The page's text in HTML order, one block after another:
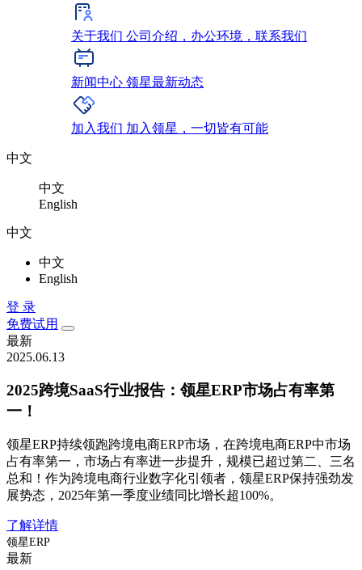
关于我们 公司介绍，办公环境，联系我们
新闻中心 领星最新动态
加入我们 加入领星，一切皆有可能
中文
中文
English
中文
中文
English
登 录
免费试用
最新
2025.06.13
2025跨境SaaS行业报告：领星ERP市场占有率第
一！
领星ERP持续领跑跨境电商ERP市场，在跨境电商ERP中市场
占有率第一，市场占有率进一步提升，规模已超过第二、三名
总和！作为跨境电商行业数字化引领者，领星ERP保持强劲发
展势态，2025年第一季度业绩同比增长超100%。
了解详情
领星ERP
最新